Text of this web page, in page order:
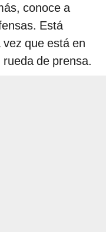
conoce a
Está
que está en
rueda de prensa.